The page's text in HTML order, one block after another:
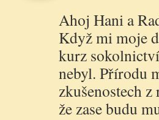
Ahoj Hani a
Když mi moje
kurz
nebyl. Přírodu
zkušenostech
že zase budu